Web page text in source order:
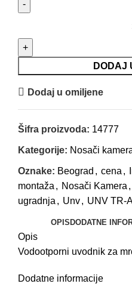
A01-
količina
DODAJ
Dodaj u omiljene
Šifra proizvoda: 14777
Kategorije: Nosači
Oznake: Beograd , cena ,
montaža , Nosači Kamera ,
ugradnja , Unv, UNV TR-
OPIS DODATNE
Opis
Vodootporni uvodnik za
Dodatne informacije